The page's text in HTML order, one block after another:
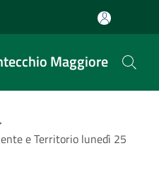
Maggiore
e Territorio lunedì 25